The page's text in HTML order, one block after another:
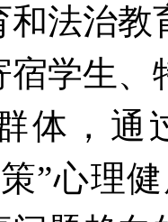
和法治教
宿学生、
体，通
”心理